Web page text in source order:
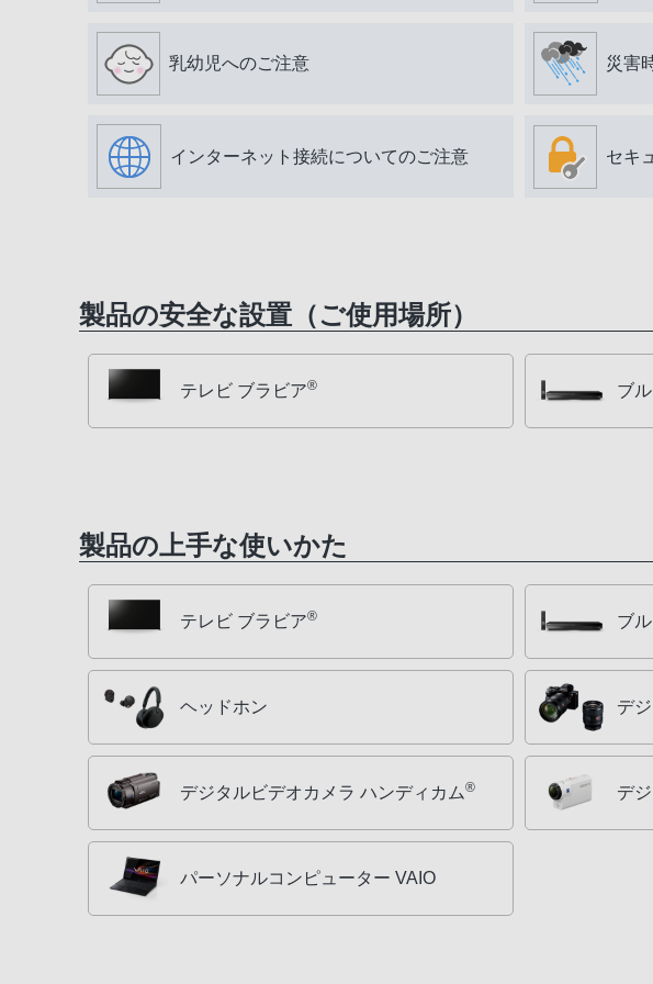
乳幼児へのご注意 災害
インターネット接続についてのご注意 セキ
製品の安全な設置（ご使用場所）
テレビ ブラビア® ブ
製品の上手な使いかた
テレビ ブラビア® ブ
ヘッドホン デ
デジタルビデオカメラ ハンディカム® デ
パーソナルコンピューター VAIO